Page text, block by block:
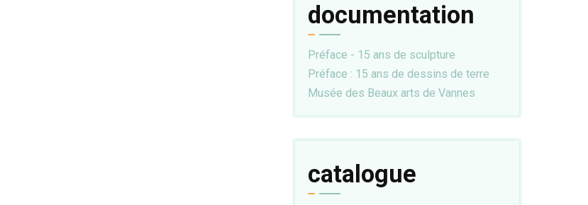
documentation
Préface - 15 ans de sculpture
Préface : 15 ans de dessins de terre
Musée des Beaux arts de Vannes
catalogue